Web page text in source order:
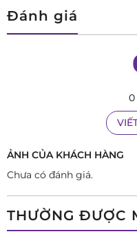
05 Lý Do Không
Automatic FC-
Kiệt Tác Thiết
những mẫu
vẻ hiện đại đầy
vừa vặn, ôm
Đánh giá
0
ẢNH CỦA KHÁCH HÀNG
Chưa có đánh giá.
THƯỜNG ĐƯỢC